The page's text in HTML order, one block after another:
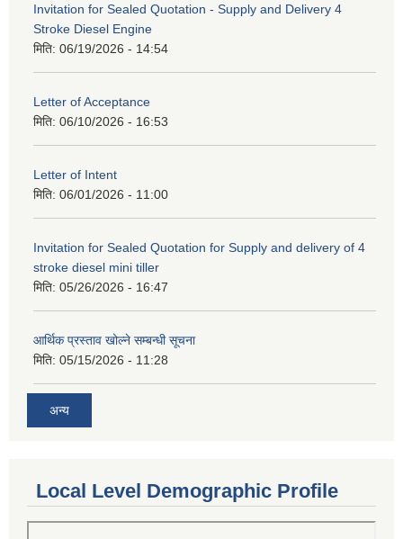
Invitation for Sealed Quotation - Supply and Delivery 4
Stroke Diesel Engine
मिति: 06/19/2026 - 14:54
Letter of Acceptance
मिति: 06/10/2026 - 16:53
Letter of Intent
मिति: 06/01/2026 - 11:00
Invitation for Sealed Quotation for Supply and delivery of 4
stroke diesel mini tiller
मिति: 05/26/2026 - 16:47
आर्थिक प्रस्ताव खोल्ने सम्बन्धी सूचना
मिति: 05/15/2026 - 11:28
अन्य
Local Level Demographic Profile